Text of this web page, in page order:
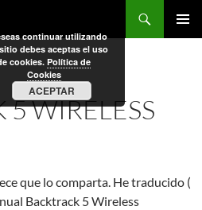
5 WIRELESS
que lo comparta. He traducido (
Backtrack 5 Wireless
continuar utilizando
debes aceptas el uso
cookies.Política de
Cookies
ACEPTAR